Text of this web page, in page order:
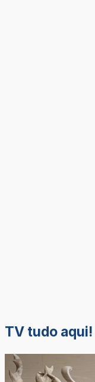
TV tudo aqui!